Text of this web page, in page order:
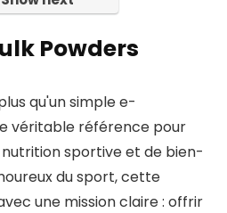
Powders
qu'un simple e-
véritable référence pour
nutrition sportive et de bien-
du sport, cette
une mission claire : offrir